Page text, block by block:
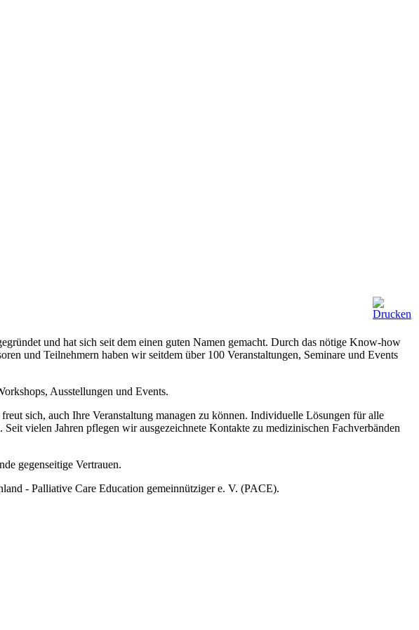
und hat sich seit dem einen guten Namen gemacht. Durch das nötige Know-how
und Teilnehmern haben wir seitdem über 100 Veranstaltungen, Seminare und Events
Ausstellungen und Events.
sich, auch Ihre Veranstaltung managen zu können. Individuelle Lösungen für alle
vielen Jahren pflegen wir ausgezeichnete Kontakte zu medizinischen Fachverbänden
gegenseitige Vertrauen.
- Palliative Care Education gemeinnütziger e. V. (PACE).